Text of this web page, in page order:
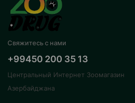
Свяжитесь с нами
+99450 200 35 13
Центральный Интернет Зоомагазин
Азербайджана